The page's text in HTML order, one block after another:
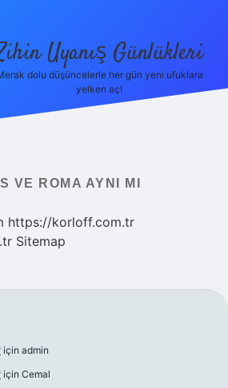
Uyanış Günlükleri
dolu düşüncelerle her gün yeni ufuklara
yelken aç!
VE ROMA AYNI MI
https://korloff.com.tr
Sitemap
için admin
için Cemal